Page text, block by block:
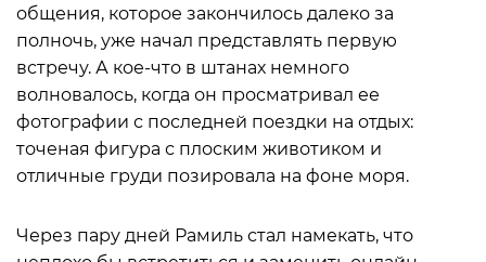
общения, которое закончилось далеко за
полночь, уже начал представлять первую
встречу. А кое-что в штанах немного
волновалось, когда он просматривал ее
фотографии с последней поездки на отдых:
точеная фигура с плоским животиком и
отличные груди позировала на фоне моря.
Через пару дней Рамиль стал намекать, что